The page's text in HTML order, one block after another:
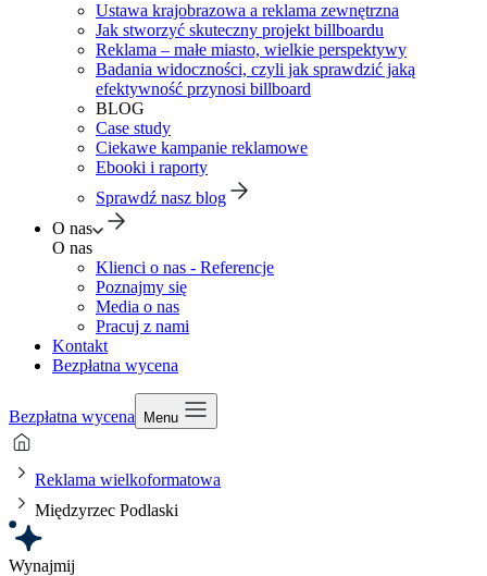
Ustawa krajobrazowa a reklama zewnętrzna
Jak stworzyć skuteczny projekt billboardu
Reklama – małe miasto, wielkie perspektywy
Badania widoczności, czyli jak sprawdzić jaką
efektywność przynosi billboard
BLOG
Case study
Ciekawe kampanie reklamowe
Ebooki i raporty
Sprawdź nasz blog
O nas
O nas
Klienci o nas - Referencje
Poznajmy się
Media o nas
Pracuj z nami
Kontakt
Bezpłatna wycena
Bezpłatna wycena Menu
Reklama wielkoformatowa
Międzyrzec Podlaski
Wynajmij